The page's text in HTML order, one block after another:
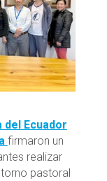
del Ecuador
firmaron un
realizar
pastoral